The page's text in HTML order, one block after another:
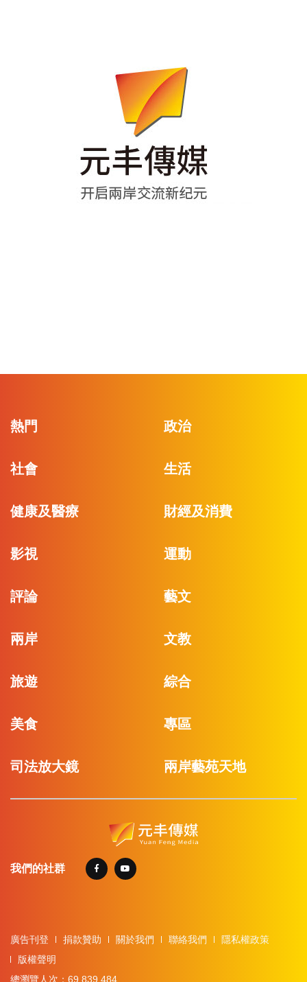
熱門 政治
社會 生活
健康及醫療 財經及消費
影視 運動
評論 藝文
兩岸 文教
旅遊 綜合
美食 專區
司法放大鏡 兩岸藝苑天地
我們的社群
廣告刊登 捐款贊助 關於我們 聯絡我們
隱私權政策
版權聲明
總瀏覽人次：69,839,484